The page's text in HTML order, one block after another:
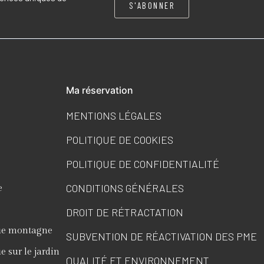
S'ABONNER
montagne
sur le jardin
Ma réservation
MENTIONS LÉGALES
POLITIQUE DE COOKIES
POLITIQUE DE CONFIDENTIALITÉ
CONDITIONS GÉNÉRALES
DROIT DE RÉTRACTATION
SUBVENTION DE RÉACTIVATION DES PME
QUALITÉ ET ENVIRONNEMENT